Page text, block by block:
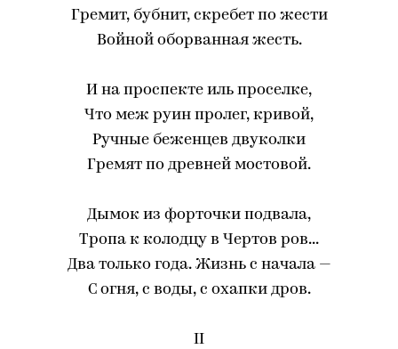
Гремит, бубнит, скребет по жести
Войной оборванная жесть.
И на проспекте иль проселке,
Что меж руин пролег, кривой,
Ручные беженцев двуколки
Гремят по древней мостовой.
Дымок из форточки подвала,
Тропа к колодцу в Чертов ров...
Два только года. Жизнь с начала —
С огня, с воды, с охапки дров.
II